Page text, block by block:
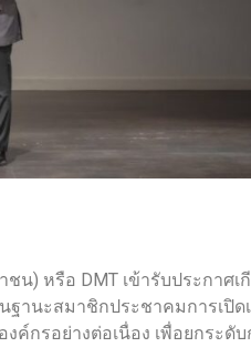
) หรือ DMT เข้ารับประกาศ
ฐานะสมาชิกประชาคมการเปิ
ค์กรอย่างต่อเนื่อง เพื่อยกระ